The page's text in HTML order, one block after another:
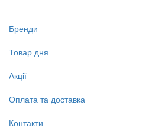
Бренди
Товар дня
Акції
Оплата та доставка
Контакти